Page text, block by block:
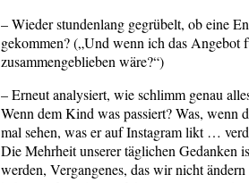
– Wieder stundenlang gegrübelt, ob eine
gekommen? („Und wenn ich das Angebot
zusammengeblieben wäre?“)
– Erneut analysiert, wie schlimm genau
Wenn dem Kind was passiert? Was,
mal sehen, was er auf Instagram likt …
Die Mehrheit unserer täglichen Gedanken
werden, Vergangenes, das wir nicht